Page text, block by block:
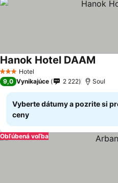
3 Počet hviezdičiek
Hotel
Hanok Hotel DAAM
9,0 Vynikajúce 2 222 Soul
Vyberte dátumy a pozrite si
ceny
Obľúbená voľba